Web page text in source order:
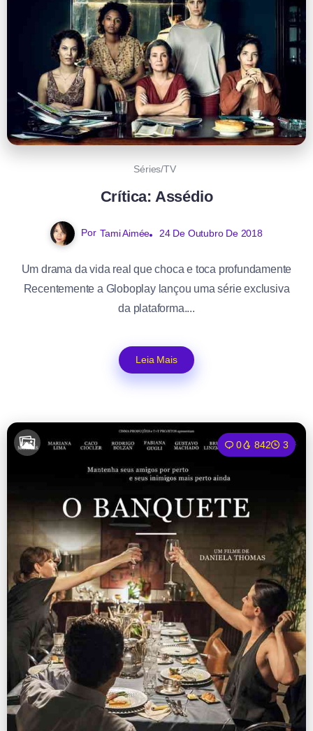
Séries/TV
Crítica: Assédio
Por Tami Aimée 24 De Outubro De 2018
Um drama da vida real que choca e toca profundamente
Recentemente a Globoplay lançou uma série exclusiva
da plataforma....
Leia Mais
0 842 3